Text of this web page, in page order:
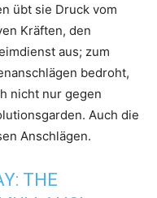
übt sie Druck vom
Kräften, den
aus; zum
bedroht,
nicht nur gegen
Auch die
Anschlägen.
THE